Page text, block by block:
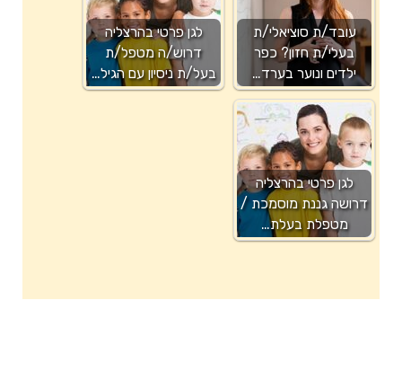
עובד/ת סוציאלי/ת
בעלי/ת חזון? כפר
ילדים ונוער בערד…
לגן פרטי בהרצליה
דרוש/ה מטפל/ת
בעל/ת ניסיון עם הגיל…
לגן פרטי בהרצליה
דרושה גננת מוסמכת /
מטפלת בעלת…